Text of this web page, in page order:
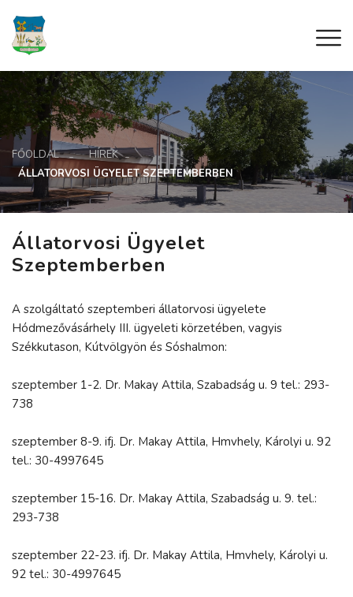
FŐOLDAL
HÍREK
ÁLLATORVOSI ÜGYELET SZEPTEMBERBEN
Állatorvosi Ügyelet
Szeptemberben
A szolgáltató szeptemberi állatorvosi ügyelete
Hódmezővásárhely III. ügyeleti körzetében, vagyis
Székkutason, Kútvölgyön és Sóshalmon:
szeptember 1-2. Dr. Makay Attila, Szabadság u. 9 tel.: 293-
738
szeptember 8-9. ifj. Dr. Makay Attila, Hmvhely, Károlyi u. 92
tel.: 30-4997645
szeptember 15-16. Dr. Makay Attila, Szabadság u. 9. tel.:
293-738
szeptember 22-23. ifj. Dr. Makay Attila, Hmvhely, Károlyi u.
92 tel.: 30-4997645